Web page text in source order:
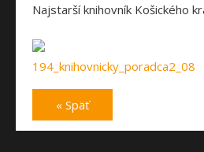
Najstarší knihovník Košického
194_knihovnicky_poradca2_08
« Späť